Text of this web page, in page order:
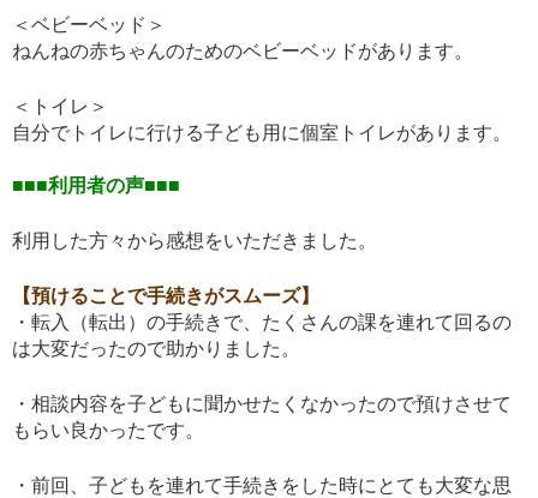
＜ベビーベッド＞
ねんねの赤ちゃんのためのベビーベッドがあります。
＜トイレ＞
自分でトイレに行ける子ども用に個室トイレがあります。
■■■利用者の声■■■
利用した方々から感想をいただきました。
【預けることで手続きがスムーズ】
・転入（転出）の手続きで、たくさんの課を連れて回るの
は大変だったので助かりました。
・相談内容を子どもに聞かせたくなかったので預けさせて
もらい良かったです。
・前回、子どもを連れて手続きをした時にとても大変な思